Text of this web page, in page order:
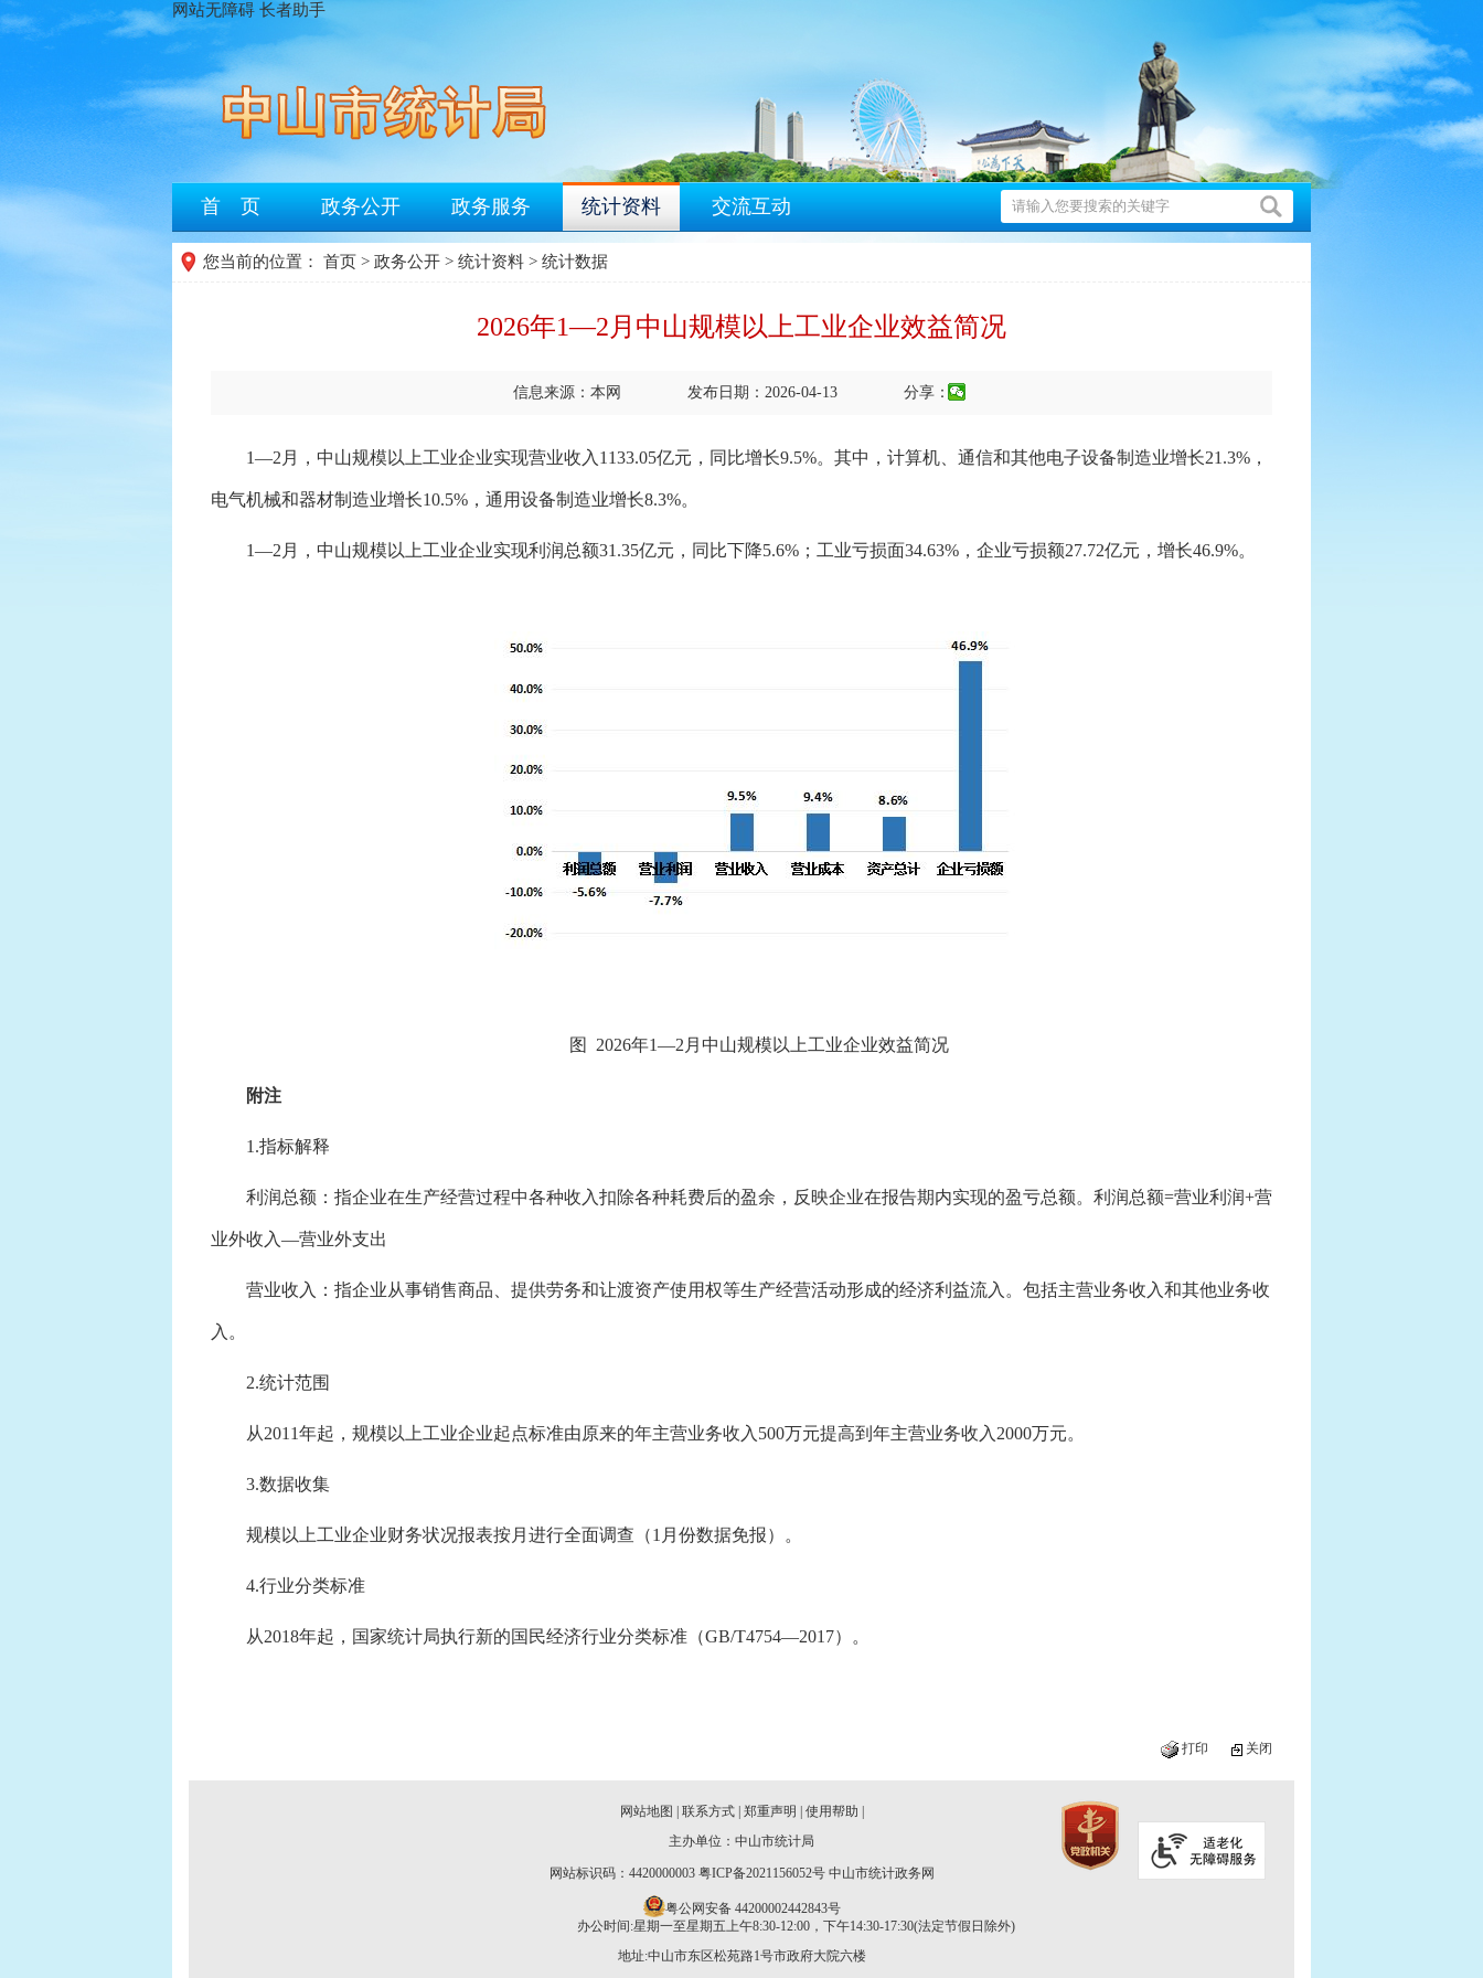
网站无障碍 长者助手
首 页 政务公开 政务服务 统计资料 交流互动
您当前的位置： 首页 > 政务公开 > 统计资料 > 统计数据
2026年1—2月中山规模以上工业企业效益简况
信息来源：本网 发布日期：2026-04-13 分享：
1—2月，中山规模以上工业企业实现营业收入1133.05亿元，同比增长9.5%。其中，计算机、通信和其他电子设备制造业增长21.3%，
电气机械和器材制造业增长10.5%，通用设备制造业增长8.3%。
1—2月，中山规模以上工业企业实现利润总额31.35亿元，同比下降5.6%；工业亏损面34.63%，企业亏损额27.72亿元，增长46.9%。
图 2026年1—2月中山规模以上工业企业效益简况
附注
1.指标解释
利润总额：指企业在生产经营过程中各种收入扣除各种耗费后的盈余，反映企业在报告期内实现的盈亏总额。利润总额=营业利润+营
业外收入—营业外支出
营业收入：指企业从事销售商品、提供劳务和让渡资产使用权等生产经营活动形成的经济利益流入。包括主营业务收入和其他业务收
入。
2.统计范围
从2011年起，规模以上工业企业起点标准由原来的年主营业务收入500万元提高到年主营业务收入2000万元。
3.数据收集
规模以上工业企业财务状况报表按月进行全面调查（1月份数据免报）。
4.行业分类标准
从2018年起，国家统计局执行新的国民经济行业分类标准（GB/T4754—2017）。
打印 关闭
网站地图 联系方式 郑重声明 使用帮助
主办单位：中山市统计局
网站标识码：4420000003 粤ICP备2021156052号中山市统计政务网
粤公网安备 44200002442843号
办公时间:星期一至星期五上午8:30-12:00，下午14:30-17:30(法定节假日除外)
地址:中山市东区松苑路1号市政府大院六楼